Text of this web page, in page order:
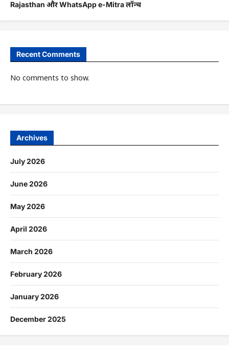
Rajasthan और WhatsApp e-Mitra लॉन्च
Recent Comments
No comments to show.
Archives
July 2026
June 2026
May 2026
April 2026
March 2026
February 2026
January 2026
December 2025